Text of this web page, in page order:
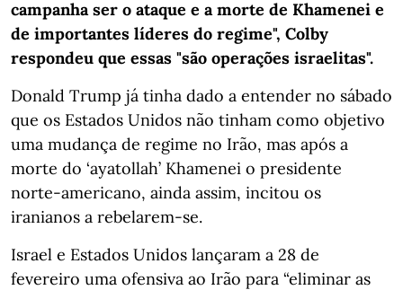
campanha ser o ataque e a morte de Khamenei e
de importantes líderes do regime", Colby
respondeu que essas "são operações israelitas".
Donald Trump já tinha dado a entender no sábado
que os Estados Unidos não tinham como objetivo
uma mudança de regime no Irão, mas após a
morte do ‘ayatollah’ Khamenei o presidente
norte-americano, ainda assim, incitou os
iranianos a rebelarem-se.
Israel e Estados Unidos lançaram a 28 de
fevereiro uma ofensiva ao Irão para “eliminar as